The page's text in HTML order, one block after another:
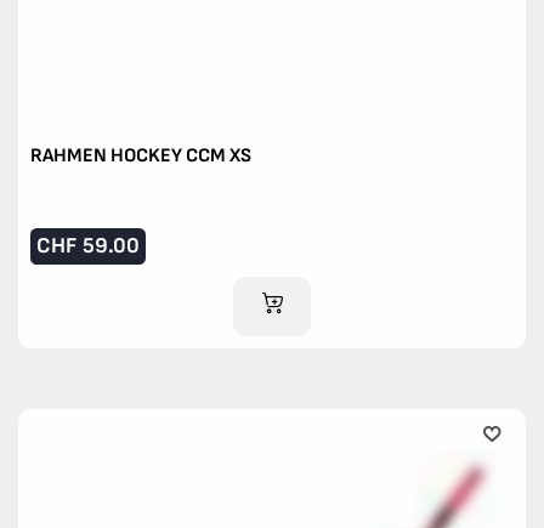
RAHMEN HOCKEY CCM XS
CHF 59.00
IM WARENKORB